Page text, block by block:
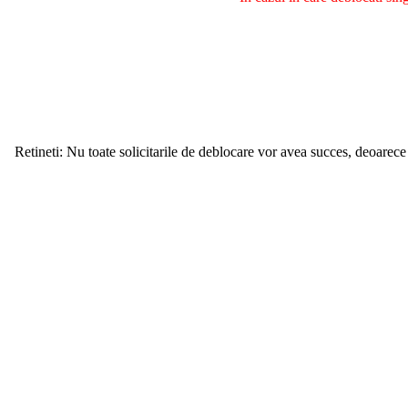
Retineti: Nu toate solicitarile de deblocare vor avea succes,